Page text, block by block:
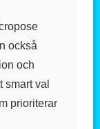
också
och
smart val
prioriterar